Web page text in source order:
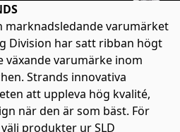
marknadsledande varumärket
Division har satt ribban högt
växande varumärke inom
Strands innovativa
att uppleva hög kvalité,
när den är som bäst. För
produkter ur SLD